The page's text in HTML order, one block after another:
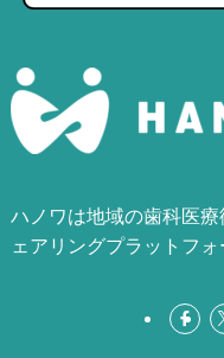
ハノワは地域の歯科医
ェアリングプラットフォ